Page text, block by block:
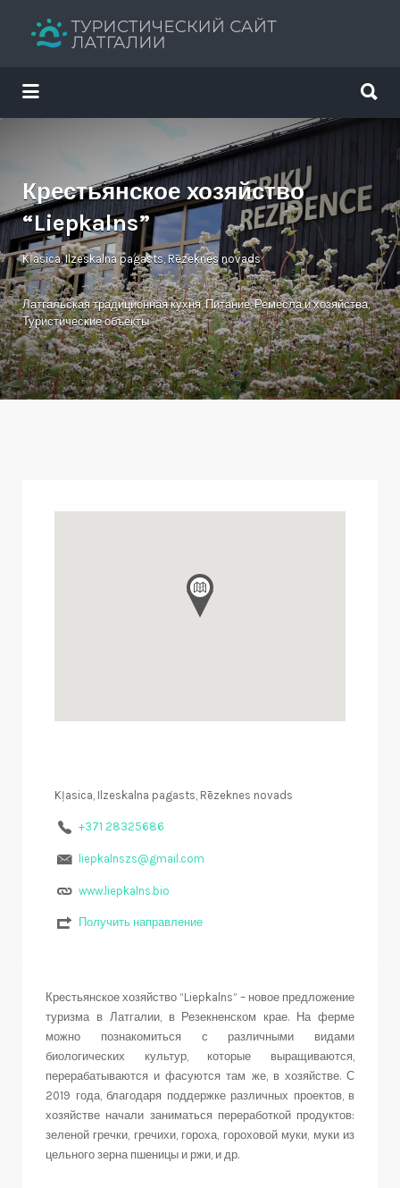
Путеводитель твоего отдыха
Искать:
Крестьянское хозяйство
“Liepkalns”
Kļasica, Ilzeskalna pagasts, Rēzeknes novads
Латгальская традиционная кухня,Питание,Ремесла и хозяйства,
Туристические объекты
Kļasica, Ilzeskalna pagasts, Rēzeknes novads
+371 28325686
liepkalnszs@gmail.com
www.liepkalns.bio
Получить направление
Крестьянское хозяйство “Liepkalns” – новое предложение
туризма в Латгалии, в Резекненском крае. На ферме
можно познакомиться с различными видами
биологических культур, которые выращиваются,
перерабатываются и фасуются там же, в хозяйстве. С
2019 года, благодаря поддержке различных проектов, в
хозяйстве начали заниматься переработкой продуктов:
зеленой гречки, гречихи, гороха, гороховой муки, муки из
цельного зерна пшеницы и ржи, и др.